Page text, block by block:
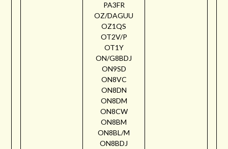
PA3FR
OZ/DAGUU
OZ1QS
OT2V/P
OT1Y
ON/G8BDJ
ON9SD
ON8VC
ON8DN
ON8DM
ON8CW
ON8BM
ON8BL/M
ON8BDJ